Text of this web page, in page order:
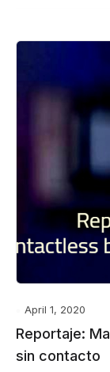
April 1, 2020
Reportaje:
sin contacto